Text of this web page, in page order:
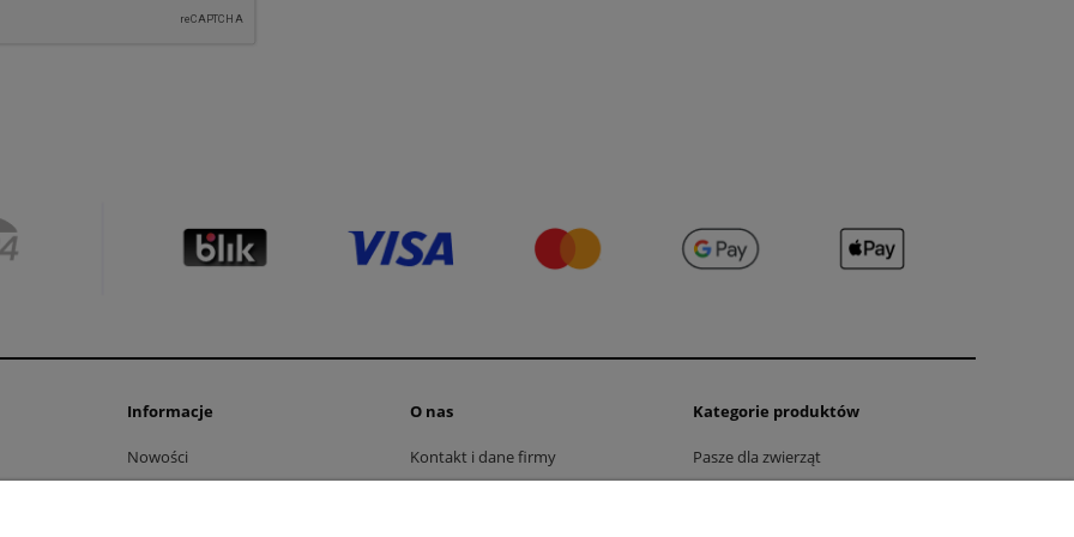
Informacje
Nowości
Polityka prywatności
O nas
Kontakt i dane firmy
O firmie
Kategorie produktów
Pasze dla zwierząt
Witaminy i preparaty dla zwierząt